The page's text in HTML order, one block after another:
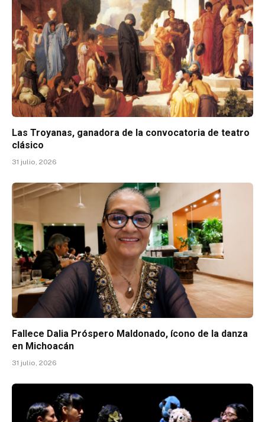
Las Troyanas, ganadora de la convocatoria de teatro
clásico
31 julio, 2026
Fallece Dalia Próspero Maldonado, ícono de la danza
en Michoacán
31 julio, 2026